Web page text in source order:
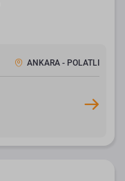
ANKARA - POLATLI